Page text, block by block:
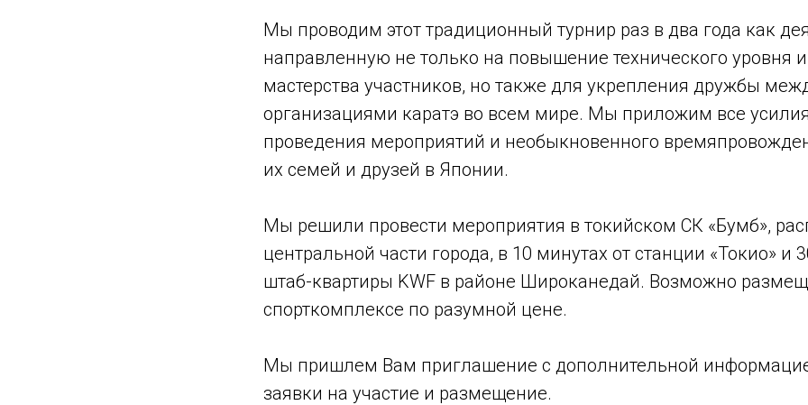
Мы проводим этот традиционный турнир раз в два года как
направленную не только на повышение технического уровня
мастерства участников, но также для укрепления дружбы
организациями каратэ во всем мире. Мы приложим все
проведения мероприятий и необыкновенного
их семей и друзей в Японии.
Мы решили провести мероприятия в токийском СК «Бумб»,
центральной части города, в 10 минутах от станции «Токио» и
штаб-квартиры KWF в районе Широканедай. Возможно
спорткомплексе по разумной цене.
Мы пришлем Вам приглашение с дополнительной
заявки на участие и размещение.